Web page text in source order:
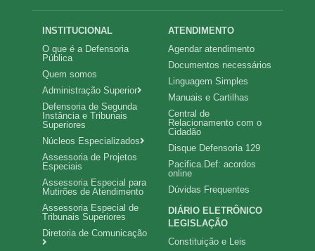
Navegação
principal
INSTITUCIONAL
O que é a Defensoria
Pública
Quem somos
Administração Superior
Defensoria de Segunda
Instância e Tribunais
Superiores
Núcleos Especializados
Assessoria de Projetos
Especiais
Assessoria Especial para
Mutirões de Atendimento
Assessoria Especial de
Tribunais Superiores
Diretoria de Comunicação
ATENDIMENTO
Agendar atendimento
Documentos necessários
Linguagem Simples
Manuais e Cartilhas
Central de
Relacionamento com o
Cidadão
Disque Defensoria 129
Pacifica.Def: acordos
online
Dúvidas Frequentes
DIÁRIO ELETRÔNICO
LEGISLAÇÃO
Constituição e Leis